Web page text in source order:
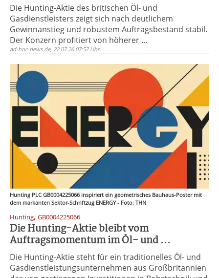
Die Hunting-Aktie des britischen Öl- und
Gasdienstleisters zeigt sich nach deutlichem
Gewinnanstieg und robustem Auftragsbestand stabil.
Der Konzern profitiert von höherer ...
ad-hoc-news.de, 22.07.26 07:57 Uhr
Hunting PLC GB0004225066 inspiriert ein geometrisches Bauhaus-Poster mit
dem markanten Sektor-Schriftzug ENERGY - Foto: THN
Hunting, GB0004225066
Die Hunting-Aktie bleibt vom
Auftragsmomentum im Öl- und ...
Die Hunting-Aktie steht für ein traditionelles Öl- und
Gasdienstleistungsunternehmen aus Großbritannien